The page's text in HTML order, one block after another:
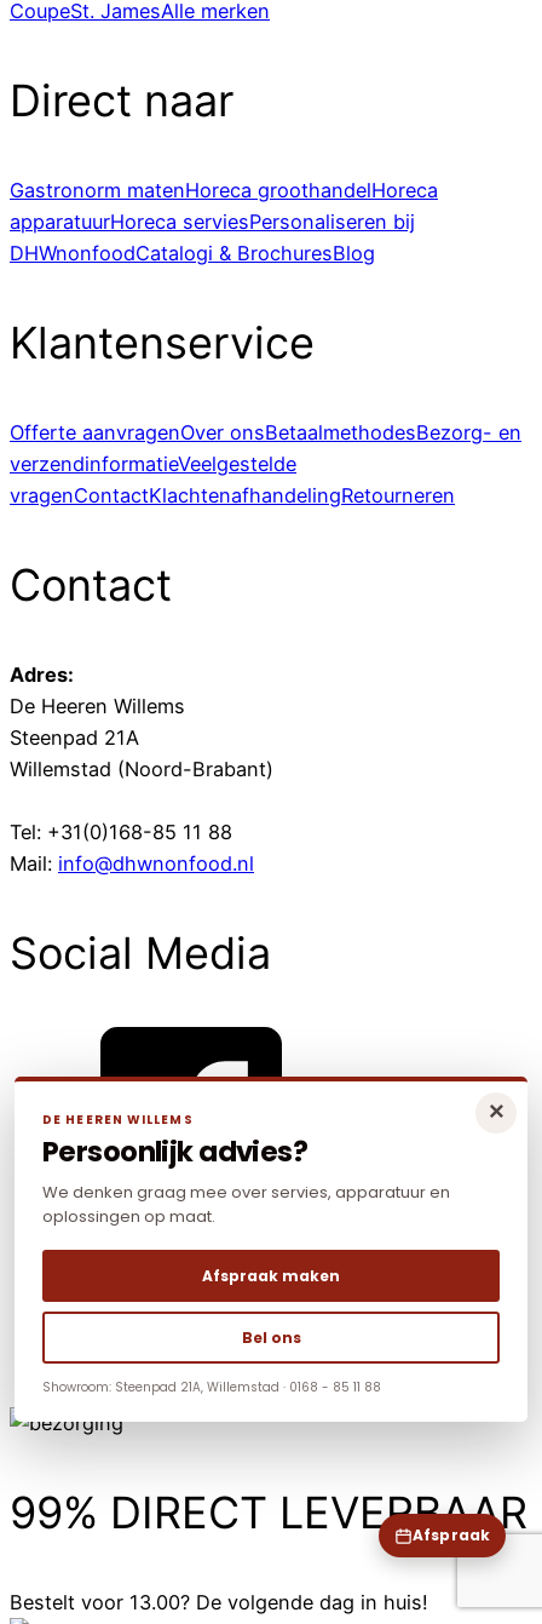
CoupeSt. JamesAlle merken
Direct naar
Gastronorm matenHoreca groothandelHoreca
apparatuurHoreca serviesPersonaliseren bij
DHWnonfoodCatalogi & BrochuresBlog
Klantenservice
Offerte aanvragenOver onsBetaalmethodesBezorg- en
verzendinformatieVeelgestelde
vragenContactKlachtenafhandelingRetourneren
Contact
Adres:
De Heeren Willems
Steenpad 21A
Willemstad (Noord-Brabant)
Tel: +31(0)168-85 11 88
Mail: info@dhwnonfood.nl
Social Media
99% DIRECT LEVERBAAR
Bestelt voor 13.00? De volgende dag in huis!
Afspraak
×
DE HEEREN WILLEMS
Persoonlijk advies?
We denken graag mee over servies, apparatuur en
oplossingen op maat.
Afspraak maken
Bel ons
Showroom: Steenpad 21A, Willemstad · 0168 - 85 11 88